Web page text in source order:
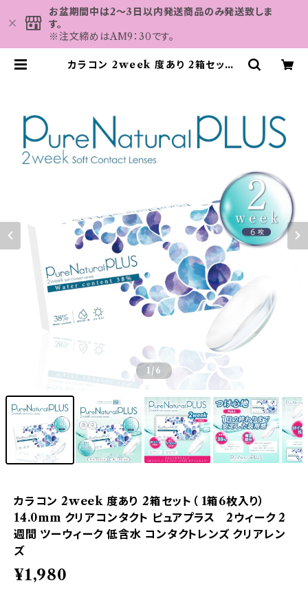
お盆期間中は2～3日以内発送商品のみ発送致しま
す。
※注文締めはAM9：30です。
カラコン 2week 度あり 2箱セット（
1 /6
カラコン 2week 度あり 2箱セット（ 1箱6枚入り）
14.0mm クリアコンタクト ピュアプラス 2ウィーク 2
週間 ツーウィーク 低含水 コンタクトレンズ クリアレン
ズ
¥1,980